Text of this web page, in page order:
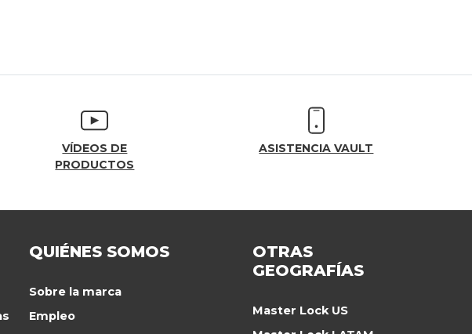
VÍDEOS DE
PRODUCTOS
ASISTENCIA VAULT
QUIÉNES SOMOS
Sobre la marca
Empleo
OTRAS
GEOGRAFÍAS
Master Lock US